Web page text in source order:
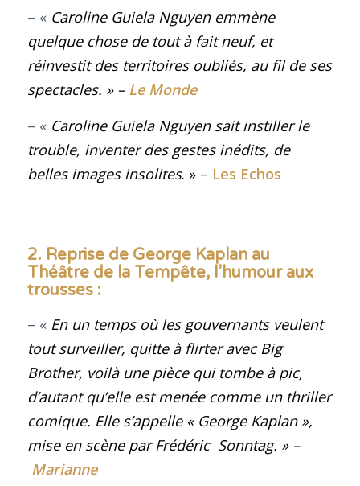
– « Caroline Guiela Nguyen emmène
quelque chose de tout à fait neuf, et
réinvestit des territoires oubliés, au fil de ses
spectacles. » – Le Monde
– « Caroline Guiela Nguyen sait instiller le
trouble, inventer des gestes inédits, de
belles images insolites. » – Les Echos
2. Reprise de George Kaplan au
Théâtre de la Tempête, l’humour aux
trousses :
– « En un temps où les gouvernants veulent
tout surveiller, quitte à flirter avec Big
Brother, voilà une pièce qui tombe à pic,
d’autant qu’elle est menée comme un thriller
comique. Elle s’appelle « George Kaplan »,
mise en scène par Frédéric Sonntag. » –
Marianne